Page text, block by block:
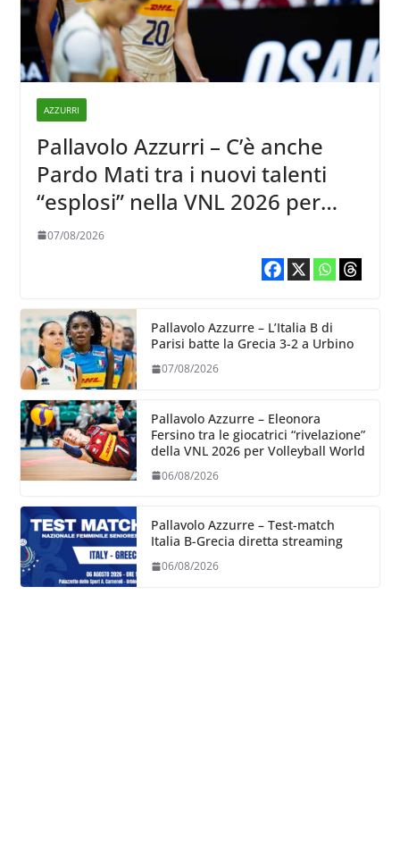
AZZURRI
Pallavolo Azzurri – C’è anche
Pardo Mati tra i nuovi talenti
“esplosi” nella VNL 2026 per
Volleyball World
07/08/2026
Pallavolo Azzurre – L’Italia B di
Parisi batte la Grecia 3-2 a Urbino
07/08/2026
Pallavolo Azzurre – Eleonora
Fersino tra le giocatrici “rivelazione”
della VNL 2026 per Volleyball World
06/08/2026
Pallavolo Azzurre – Test-match
Italia B-Grecia diretta streaming
06/08/2026